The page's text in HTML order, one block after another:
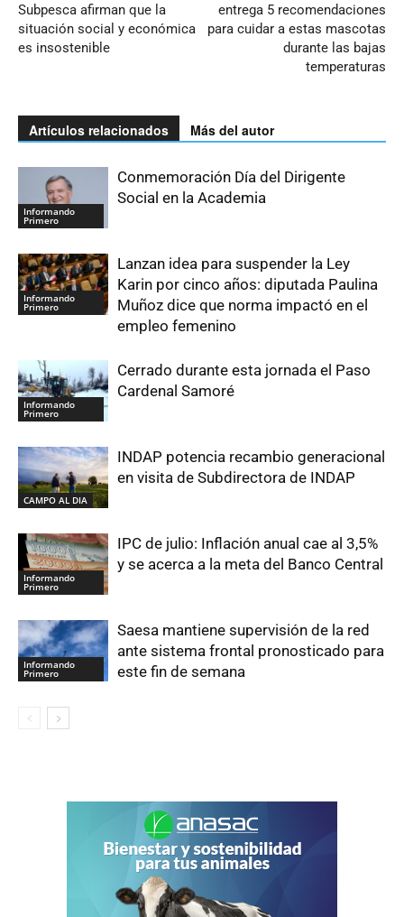
Subpesca afirman que la
situación social y económica
es insostenible
entrega 5 recomendaciones
para cuidar a estas mascotas
durante las bajas
temperaturas
Artículos relacionados Más del autor
Informando
Primero
Conmemoración Día del Dirigente
Social en la Academia
Informando
Primero
Lanzan idea para suspender la Ley
Karin por cinco años: diputada Paulina
Muñoz dice que norma impactó en el
empleo femenino
Informando
Primero
Cerrado durante esta jornada el Paso
Cardenal Samoré
CAMPO AL DIA
INDAP potencia recambio generacional
en visita de Subdirectora de INDAP
Informando
Primero
IPC de julio: Inflación anual cae al 3,5%
y se acerca a la meta del Banco Central
Informando
Primero
Saesa mantiene supervisión de la red
ante sistema frontal pronosticado para
este fin de semana